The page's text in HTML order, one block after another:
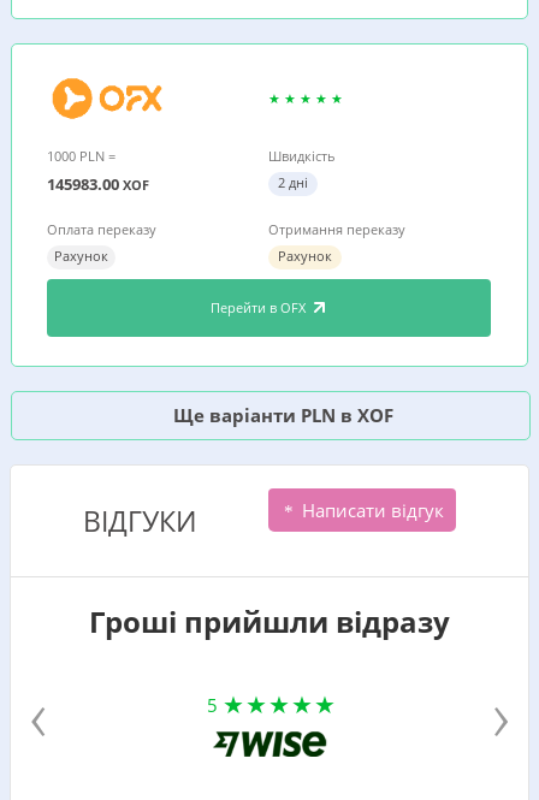
1000 PLN =
145983.00 XOF
Швидкість
2 дні
Оплата переказу
Рахунок
Отримання переказу
Рахунок
Перейти в OFX
Ще варіанти PLN в XOF
ВІДГУКИ Написати відгук
Гроші прийшли відразу
5
‹ ›